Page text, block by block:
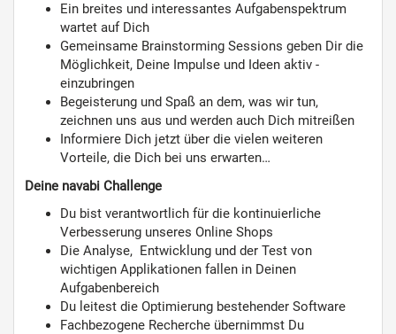
Ein breites und interessantes Aufgabenspektrum
wartet auf Dich
Gemeinsame Brainstorming Sessions geben Dir die
Möglichkeit, Deine Impulse und Ideen aktiv -
einzubringen
Begeisterung und Spaß an dem, was wir tun,
zeichnen uns aus und werden auch Dich mitreißen
Informiere Dich jetzt über die vielen weiteren
Vorteile, die Dich bei uns erwarten…
Deine navabi Challenge
Du bist verantwortlich für die kontinuierliche
Verbesserung unseres Online Shops
Die Analyse, Entwicklung und der Test von
wichtigen Applikationen fallen in Deinen
Aufgabenbereich
Du leitest die Optimierung bestehender Software
Fachbezogene Recherche übernimmst Du